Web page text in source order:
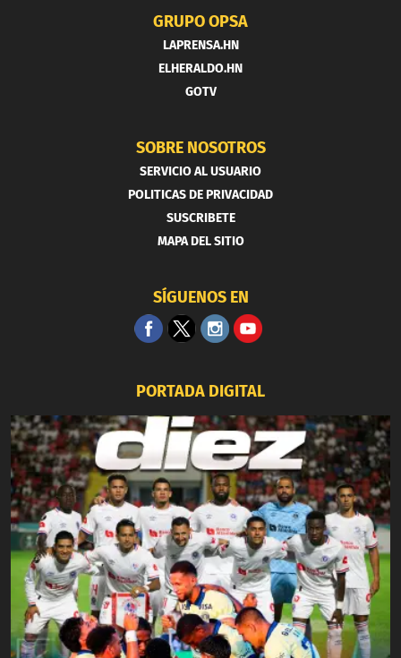
GRUPO OPSA
LAPRENSA.HN
ELHERALDO.HN
GOTV
SOBRE NOSOTROS
SERVICIO AL USUARIO
POLITICAS DE PRIVACIDAD
SUSCRIBETE
MAPA DEL SITIO
SÍGUENOS EN
PORTADA DIGITAL